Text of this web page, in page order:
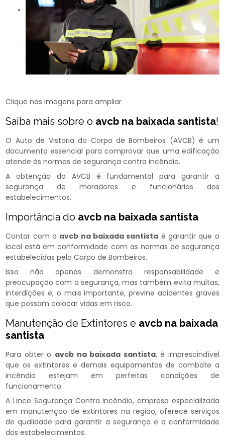
Clique nas imagens para ampliar
Saiba mais sobre o avcb na baixada santista!
O Auto de Vistoria do Corpo de Bombeiros (AVCB) é um
documento essencial para comprovar que uma edificação
atende às normas de segurança contra incêndio.
A obtenção do AVCB é fundamental para garantir a
segurança de moradores e funcionários dos
estabelecimentos.
Importância do avcb na baixada santista
Contar com o avcb na baixada santista é garantir que o
local está em conformidade com as normas de segurança
estabelecidas pelo Corpo de Bombeiros.
Isso não apenas demonstra responsabilidade e
preocupação com a segurança, mas também evita multas,
interdições e, o mais importante, previne acidentes graves
que possam colocar vidas em risco.
Manutenção de Extintores e avcb na baixada
santista
Para obter o avcb na baixada santista, é imprescindível
que os extintores e demais equipamentos de combate a
incêndio estejam em perfeitas condições de
funcionamento.
A Lince Segurança Contra Incêndio, empresa especializada
em manutenção de extintores na região, oferece serviços
de qualidade para garantir a segurança e a conformidade
dos estabelecimentos.